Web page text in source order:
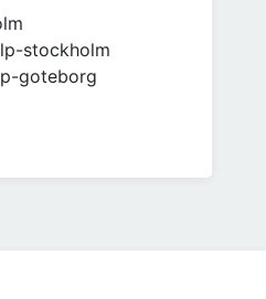
stockholm
goteborg